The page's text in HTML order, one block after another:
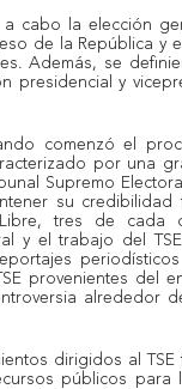
cabo la elección
de la República y
Además, se
presidencial y
comenzó el
por una
Supremo
su
tres de cada
y el trabajo del
provenientes del
alrededor
dirigidos al
públicos para